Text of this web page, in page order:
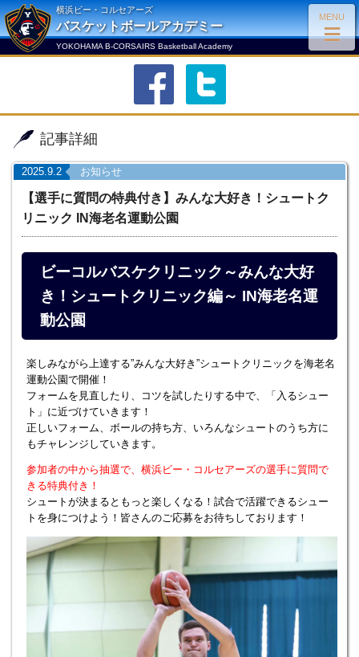
横浜ビー・コルセアーズ
バスケットボールアカデミー
YOKOHAMA B-CORSAIRS Basketball Academy
facebooktwitter
MENU
≡
記事詳細
2025.9.2 お知らせ
【選手に質問の特典付き】みんな大好き！シュートク
リニック IN海老名運動公園
ビーコルバスケクリニック～みんな大好
き！シュートクリニック編～ IN海老名運
動公園
楽しみながら上達する”みんな大好き”シュートクリニックを海老名
運動公園で開催！
フォームを見直したり、コツを試したりする中で、「入るシュー
ト」に近づけていきます！
正しいフォーム、ボールの持ち方、いろんなシュートのうち方に
もチャレンジしていきます。
参加者の中から抽選で、横浜ビー・コルセアーズの選手に質問で
きる特典付き！
シュートが決まるともっと楽しくなる！試合で活躍できるシュー
トを身につけよう！皆さんのご応募をお待ちしております！